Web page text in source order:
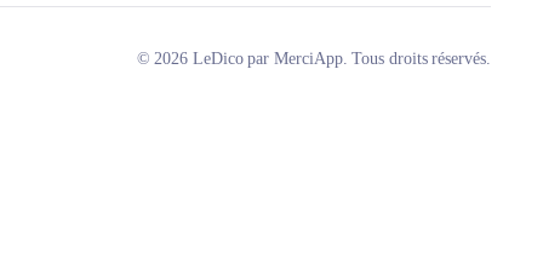
© 2026 LeDico par MerciApp. Tous droits réservés.